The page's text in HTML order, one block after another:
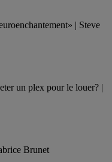
| Steve
un plex pour le louer? |
Brunet